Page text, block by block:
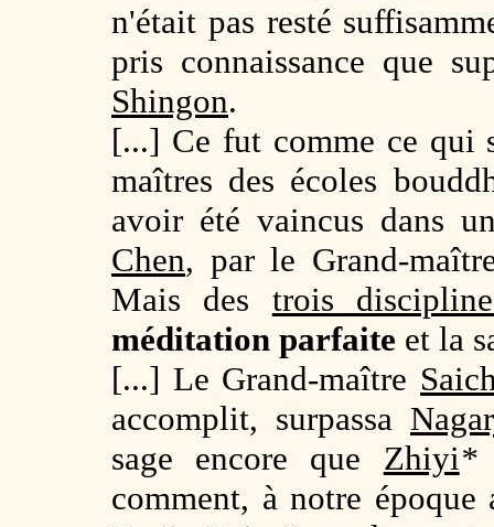
n'était pas resté
pris connaissance que
Shingon.
[...] Ce fut comme ce qui
maîtres des écoles
avoir été vaincus dans
Chen, par le Grand-
Mais des trois
méditation parfaite et la
[...] Le Grand-maître
accomplit, surpassa
sage encore que Zhiyi*
comment, à notre époque